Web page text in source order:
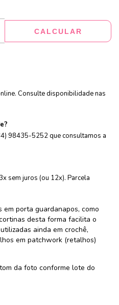
CALCULAR
Consulte disponibilidade nas
98435-5252 que consultamos a
sem juros (ou 12x). Parcela
porta guardanapos, como
desta forma facilita o
ainda em crochê,
em patchwork (retalhos)
da foto conforme lote do